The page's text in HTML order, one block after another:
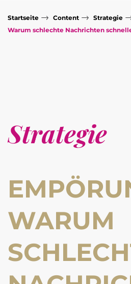
Startseite → Content → Strategie
Warum schlechte Nachrichten
Strategie
WARUM